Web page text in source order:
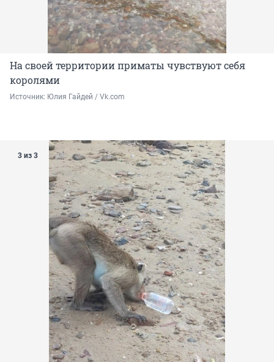
На своей территории приматы чувствуют себя
королями
Источник: Юлия Гайдей / Vk.com
3 из 3